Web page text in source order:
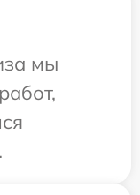
мы